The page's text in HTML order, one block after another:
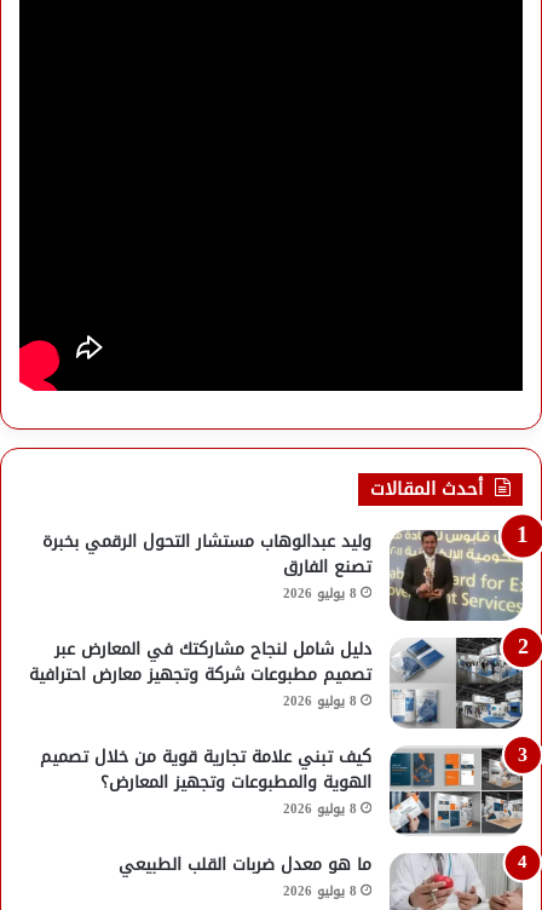
أحدث المقالات
وليد عبدالوهاب مستشار التحول الرقمي بخبرة
تصنع الفارق
8 يوليو 2026
دليل شامل لنجاح مشاركتك في المعارض عبر
تصميم مطبوعات شركة وتجهيز معارض احترافية
8 يوليو 2026
كيف تبني علامة تجارية قوية من خلال تصميم
الهوية والمطبوعات وتجهيز المعارض؟
8 يوليو 2026
ما هو معدل ضربات القلب الطبيعي
8 يوليو 2026